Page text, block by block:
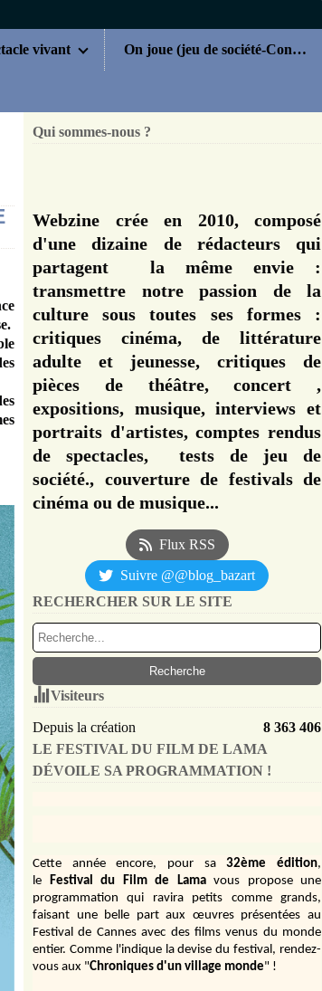
vivant On joue (jeu de société-Concours)
Qui sommes-nous ?
Webzine crée en 2010, composé
d'une dizaine de rédacteurs qui
partagent la même envie :
transmettre notre passion de la
culture sous toutes ses formes :
critiques cinéma, de littérature
adulte et jeunesse, critiques de
pièces de théâtre, concert ,
expositions, musique, interviews et
portraits d'artistes, comptes rendus
de spectacles, tests de jeu de
société., couverture de festivals de
cinéma ou de musique...
Flux RSS
Suivre @@blog_bazart
RECHERCHER SUR LE SITE
Visiteurs
Depuis la création
8 363 406
LE FESTIVAL DU FILM DE LAMA
DÉVOILE SA PROGRAMMATION !
Cette année encore, pour sa 32ème édition,
le Festival du Film de Lama vous propose une
programmation qui ravira petits comme grands,
faisant une belle part aux œuvres présentées au
Festival de Cannes avec des films venus du monde
entier. Comme l'indique la devise du festival, rendez-
vous aux "Chroniques d'un village monde" !